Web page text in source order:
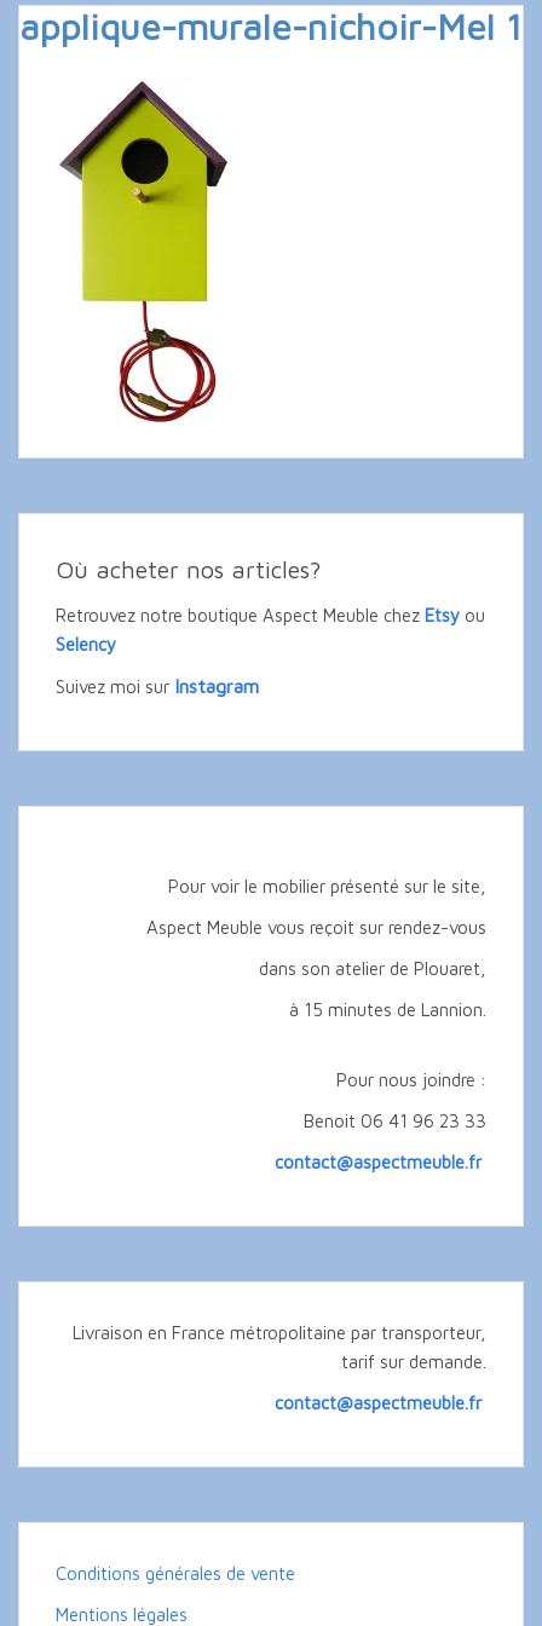
applique-murale-nichoir-Mel 1
Où acheter nos articles?
Retrouvez notre boutique Aspect Meuble chez Etsy ou
Selency
Suivez moi sur Instagram
Pour voir le mobilier présenté sur le site,
Aspect Meuble vous reçoit sur rendez-vous
dans son atelier de Plouaret,
à 15 minutes de Lannion.
Pour nous joindre :
Benoit 06 41 96 23 33
contact@aspectmeuble.fr
Livraison en France métropolitaine par transporteur,
tarif sur demande.
contact@aspectmeuble.fr
Conditions générales de vente
Mentions légales